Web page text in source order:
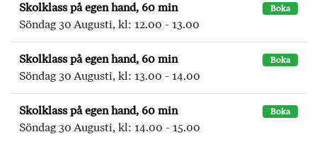
Skolklass på egen hand, 60 min Boka
Söndag 30 Augusti, kl: 12.00 - 13.00
Skolklass på egen hand, 60 min Boka
Söndag 30 Augusti, kl: 13.00 - 14.00
Skolklass på egen hand, 60 min Boka
Söndag 30 Augusti, kl: 14.00 - 15.00